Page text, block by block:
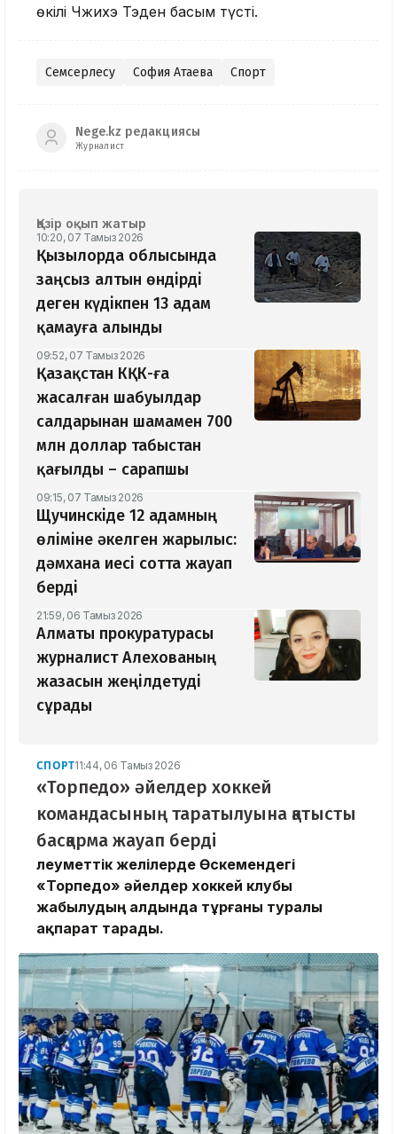
өкілі Чжихэ Тэден басым түсті.
Семсерлесу София Ақтаева Спорт
Nege.kz редакциясы
Журналист
Қазір оқып жатыр
10:20, 07 Тамыз 2026
Қызылорда облысында
заңсыз алтын өндірді
деген күдікпен 13 адам
қамауға алынды
09:52, 07 Тамыз 2026
Қазақстан КҚК-ға
жасалған шабуылдар
салдарынан шамамен 700
млн доллар табыстан
қағылды – сарапшы
09:15, 07 Тамыз 2026
Щучинскіде 12 адамның
өліміне әкелген жарылыс:
дәмхана иесі сотта жауап
берді
21:59, 06 Тамыз 2026
Алматы прокуратурасы
журналист Алехованың
жазасын жеңілдетуді
сұрады
СПОРТ11:44, 06 Тамыз 2026
«Торпедо» әйелдер хоккей
командасының таратылуына қатысты
басқарма жауап берді
Әлеуметтік желілерде Өскемендегі
«Торпедо» әйелдер хоккей клубы
жабылудың алдында тұрғаны туралы
ақпарат тарады.